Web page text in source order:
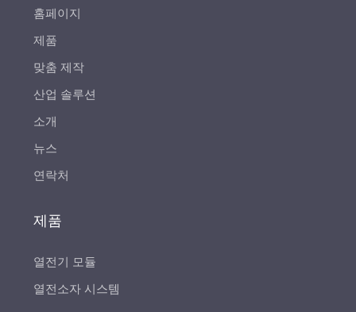
홈페이지
제품
맞춤 제작
산업 솔루션
소개
뉴스
연락처
제품
열전기 모듈
열전소자 시스템